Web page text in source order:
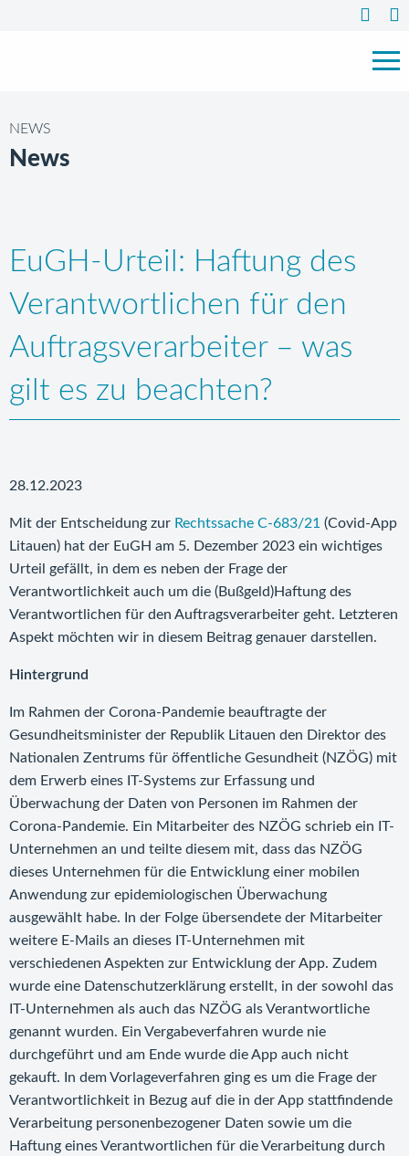
NEWS
News
EuGH-Urteil: Haftung des
Verantwortlichen für den
Auftragsverarbeiter – was
gilt es zu beachten?
28.12.2023
Mit der Entscheidung zur Rechtssache C-683/21 (Covid-App
Litauen) hat der EuGH am 5. Dezember 2023 ein wichtiges
Urteil gefällt, in dem es neben der Frage der
Verantwortlichkeit auch um die (Bußgeld)Haftung des
Verantwortlichen für den Auftragsverarbeiter geht. Letzteren
Aspekt möchten wir in diesem Beitrag genauer darstellen.
Hintergrund
Im Rahmen der Corona-Pandemie beauftragte der
Gesundheitsminister der Republik Litauen den Direktor des
Nationalen Zentrums für öffentliche Gesundheit (NZÖG) mit
dem Erwerb eines IT-Systems zur Erfassung und
Überwachung der Daten von Personen im Rahmen der
Corona-Pandemie. Ein Mitarbeiter des NZÖG schrieb ein IT-
Unternehmen an und teilte diesem mit, dass das NZÖG
dieses Unternehmen für die Entwicklung einer mobilen
Anwendung zur epidemiologischen Überwachung
ausgewählt habe. In der Folge übersendete der Mitarbeiter
weitere E-Mails an dieses IT-Unternehmen mit
verschiedenen Aspekten zur Entwicklung der App. Zudem
wurde eine Datenschutzerklärung erstellt, in der sowohl das
IT-Unternehmen als auch das NZÖG als Verantwortliche
genannt wurden. Ein Vergabeverfahren wurde nie
durchgeführt und am Ende wurde die App auch nicht
gekauft. In dem Vorlageverfahren ging es um die Frage der
Verantwortlichkeit in Bezug auf die in der App stattfindende
Verarbeitung personenbezogener Daten sowie um die
Haftung eines Verantwortlichen für die Verarbeitung durch